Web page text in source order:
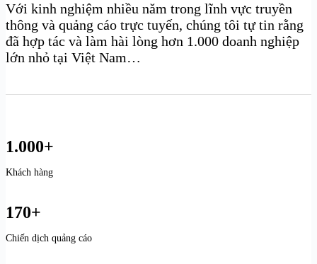
Với kinh nghiệm nhiều năm trong lĩnh vực truyền
thông và quảng cáo trực tuyến, chúng tôi tự tin rằng
đã hợp tác và làm hài lòng hơn 1.000 doanh nghiệp
lớn nhỏ tại Việt Nam…
1.000+
Khách hàng
170+
Chiến dịch quảng cáo